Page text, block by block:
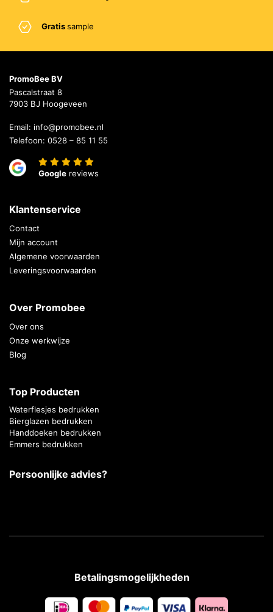
Gratissample
PromoBee BV
Pascalstraat 8
7903 BJ Hoogeveen
Email: info@promobee.nl
Telefoon: 0528 – 85 11 55
Google reviews
Klantenservice
Contact
Mijn account
Algemene voorwaarden
Leveringsvoorwaarden
Over Promobee
Over ons
Onze werkwijze
Blog
Top Producten
Waterflesjes bedrukken
Bierglazen bedrukken
Handdoeken bedrukken
Emmers bedrukken
Persoonlijke advies?
Betalingsmogelijkheden